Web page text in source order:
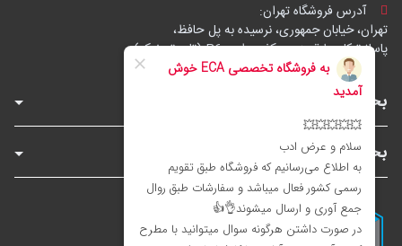
آدرس فروشگاه تهران:
تهران، خیابان جمهوری، نرسیده به پل حافظ،
پاساژ توکل، طبقه زیرهمکف، واحد B6 (تاپ ترونیک)
بخش‌های فروشگاه
بخش‌های سایت